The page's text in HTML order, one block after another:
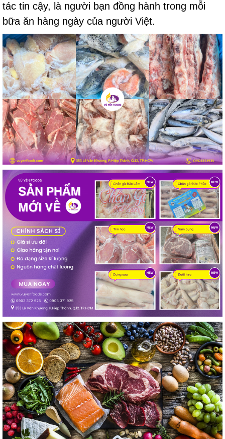
tác tin cậy, là người bạn đồng hành trong mỗi
bữa ăn hàng ngày của người Việt.